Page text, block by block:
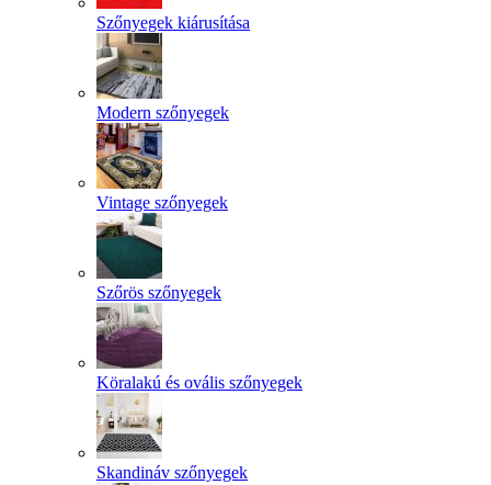
Szőnyegek kiárusítása
Modern szőnyegek
Vintage szőnyegek
Szőrös szőnyegek
Köralakú és ovális szőnyegek
Skandináv szőnyegek